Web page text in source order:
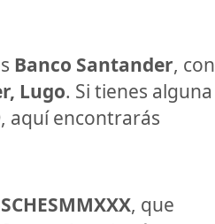
Banco Santander, con
Lugo. Si tienes alguna
, aquí encontrarás
, que